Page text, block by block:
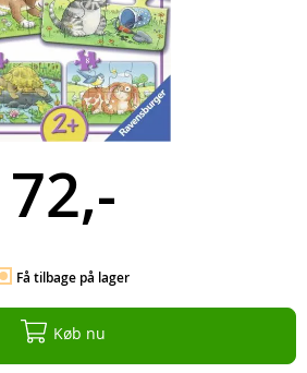
72,-
Få tilbage på lager
Køb nu